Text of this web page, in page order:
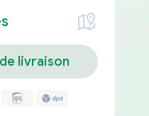
livraison